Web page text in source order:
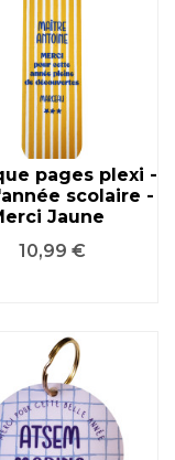
pages plexi -
scolaire -
Jaune
Prix
10,99 €